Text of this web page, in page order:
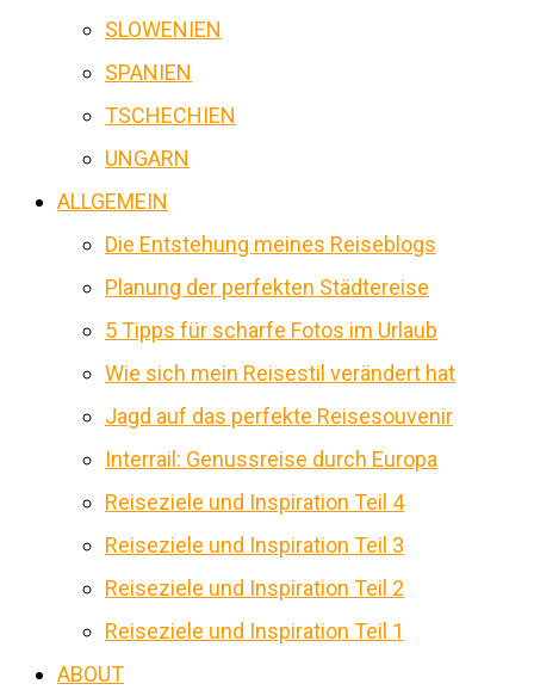
SLOWENIEN
SPANIEN
TSCHECHIEN
UNGARN
ALLGEMEIN
Die Entstehung meines Reiseblogs
Planung der perfekten Städtereise
5 Tipps für scharfe Fotos im Urlaub
Wie sich mein Reisestil verändert hat
Jagd auf das perfekte Reisesouvenir
Interrail: Genussreise durch Europa
Reiseziele und Inspiration Teil 4
Reiseziele und Inspiration Teil 3
Reiseziele und Inspiration Teil 2
Reiseziele und Inspiration Teil 1
ABOUT